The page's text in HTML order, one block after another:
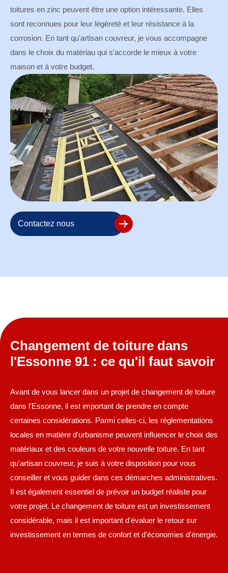
toitures en zinc peuvent être une option intéressante. Elles
sont reconnues pour leur légèreté et leur résistance à la
corrosion. En tant qu'artisan couvreur, je vous accompagne
dans le choix du matériau qui s'accorde le mieux à votre
maison et à votre budget.
Contactez nous
Changement de toiture dans
l'Essonne 91 : ce qu'il faut savoir
Avant de vous lancer dans un projet de changement de toiture
dans l'Essonne, il est important de prendre en compte
certaines considérations. Parmi celles-ci, les réglementations
locales en matière d'urbanisme peuvent influencer le choix des
matériaux et des couleurs de votre nouvelle toiture. En tant
qu'artisan couvreur, je suis à votre disposition pour vous
conseiller et vous guider dans ces démarches administratives.
Il est également essentiel de prévoir un budget réaliste pour
votre projet. Le changement de toiture est un investissement
considérable, mais il est important d'évaluer le retour sur
investissement en termes de confort et d'économies d'énergie.